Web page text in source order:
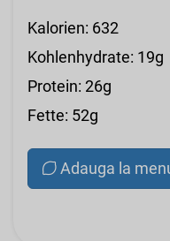
Kalorien: 632
Kohlenhydrate: 19g
Protein: 26g
Fette: 52g
Adauga la